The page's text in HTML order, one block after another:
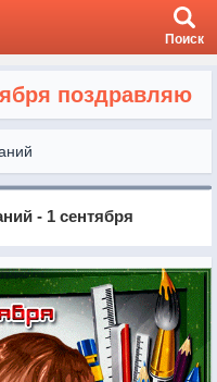
Поиск
поздравляю
- 1 сентября